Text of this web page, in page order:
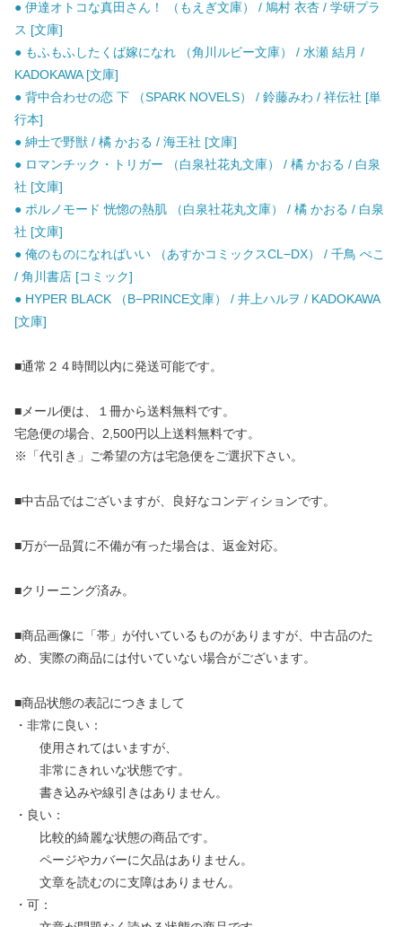
● 伊達オトコな真田さん！ （もえぎ文庫） / 鳩村 衣杏 / 学研プラ
ス [文庫]
● もふもふしたくば嫁になれ （角川ルビー文庫） / 水瀬 結月 /
KADOKAWA [文庫]
● 背中合わせの恋 下 （SPARK NOVELS） / 鈴藤みわ / 祥伝社 [単
行本]
● 紳士で野獣 / 橘 かおる / 海王社 [文庫]
● ロマンチック・トリガー （白泉社花丸文庫） / 橘 かおる / 白泉
社 [文庫]
● ポルノモード 恍惚の熱肌 （白泉社花丸文庫） / 橘 かおる / 白泉
社 [文庫]
● 俺のものになればいい （あすかコミックスCL−DX） / 千鳥 ぺこ
/ 角川書店 [コミック]
● HYPER BLACK （B−PRINCE文庫） / 井上ハルヲ / KADOKAWA
[文庫]
■通常２４時間以内に発送可能です。
■メール便は、１冊から送料無料です。
宅急便の場合、2,500円以上送料無料です。
※「代引き」ご希望の方は宅急便をご選択下さい。
■中古品ではございますが、良好なコンディションです。
■万が一品質に不備が有った場合は、返金対応。
■クリーニング済み。
■商品画像に「帯」が付いているものがありますが、中古品のた
め、実際の商品には付いていない場合がございます。
■商品状態の表記につきまして
・非常に良い：
使用されてはいますが、
非常にきれいな状態です。
書き込みや線引きはありません。
・良い：
比較的綺麗な状態の商品です。
ページやカバーに欠品はありません。
文章を読むのに支障はありません。
・可：